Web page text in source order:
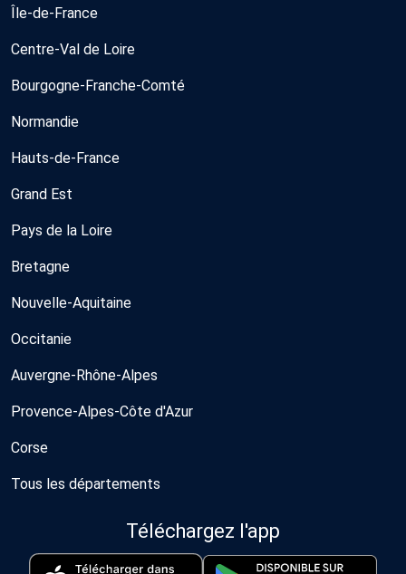
Île-de-France
Centre-Val de Loire
Bourgogne-Franche-Comté
Normandie
Hauts-de-France
Grand Est
Pays de la Loire
Bretagne
Nouvelle-Aquitaine
Occitanie
Auvergne-Rhône-Alpes
Provence-Alpes-Côte d'Azur
Corse
Tous les départements
Téléchargez l'app